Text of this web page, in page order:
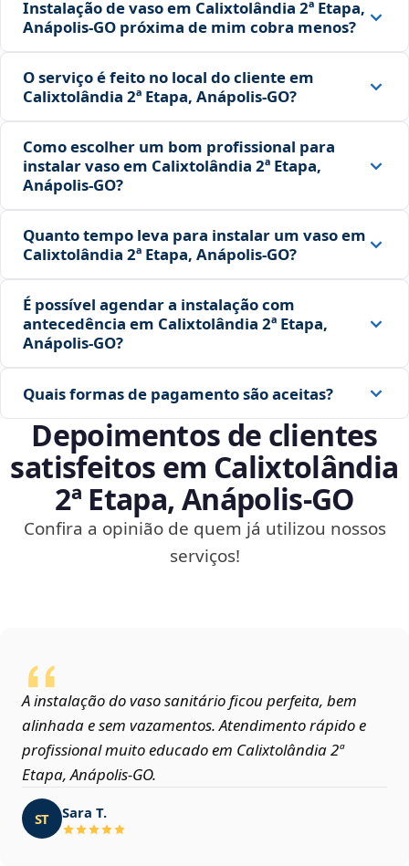
Instalação de vaso em Calixtolândia 2ª Etapa,
Anápolis‑GO próxima de mim cobra menos?
O serviço é feito no local do cliente em
Calixtolândia 2ª Etapa, Anápolis‑GO?
Como escolher um bom profissional para
instalar vaso em Calixtolândia 2ª Etapa,
Anápolis‑GO?
Quanto tempo leva para instalar um vaso em
Calixtolândia 2ª Etapa, Anápolis‑GO?
É possível agendar a instalação com
antecedência em Calixtolândia 2ª Etapa,
Anápolis‑GO?
Quais formas de pagamento são aceitas?
Depoimentos de clientes
satisfeitos em Calixtolândia
2ª Etapa, Anápolis‑GO
Confira a opinião de quem já utilizou nossos
serviços!
A instalação do vaso sanitário ficou perfeita, bem
alinhada e sem vazamentos. Atendimento rápido e
profissional muito educado em Calixtolândia 2ª
Etapa, Anápolis‑GO.
ST Sara T.